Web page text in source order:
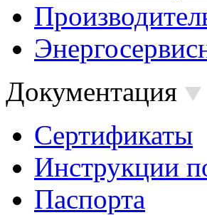
Документация
Сертификаты
Инструкции
Паспорта